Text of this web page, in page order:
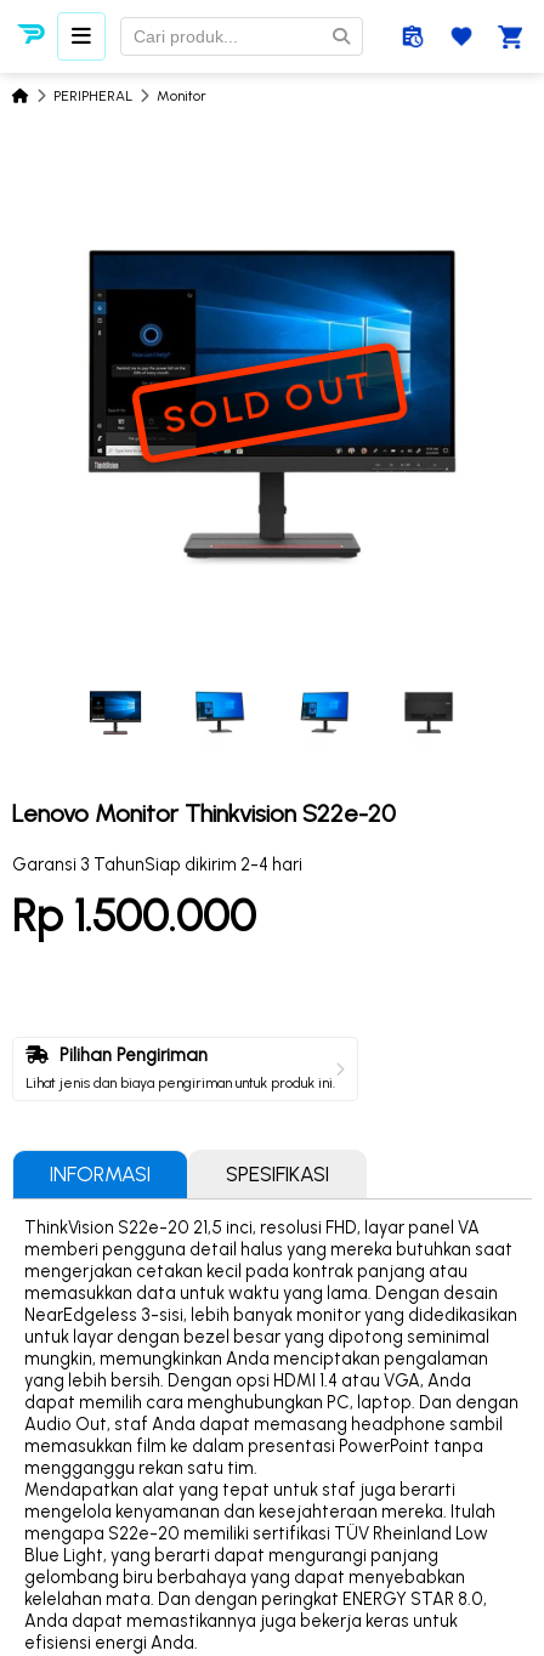
PERIPHERAL Monitor
SOLD OUT
Lenovo Monitor Thinkvision S22e-20
Garansi 3 TahunSiap dikirim 2-4 hari
Rp 1.500.000
Pilihan Pengiriman
Lihat jenis dan biaya pengiriman untuk produk ini.
INFORMASI SPESIFIKASI
ThinkVision S22e-20 21,5 inci, resolusi FHD, layar panel VA
memberi pengguna detail halus yang mereka butuhkan saat
mengerjakan cetakan kecil pada kontrak panjang atau
memasukkan data untuk waktu yang lama. Dengan desain
NearEdgeless 3-sisi, lebih banyak monitor yang didedikasikan
untuk layar dengan bezel besar yang dipotong seminimal
mungkin, memungkinkan Anda menciptakan pengalaman
yang lebih bersih. Dengan opsi HDMI 1.4 atau VGA, Anda
dapat memilih cara menghubungkan PC, laptop. Dan dengan
Audio Out, staf Anda dapat memasang headphone sambil
memasukkan film ke dalam presentasi PowerPoint tanpa
mengganggu rekan satu tim.
Mendapatkan alat yang tepat untuk staf juga berarti
mengelola kenyamanan dan kesejahteraan mereka. Itulah
mengapa S22e-20 memiliki sertifikasi TÜV Rheinland Low
Blue Light, yang berarti dapat mengurangi panjang
gelombang biru berbahaya yang dapat menyebabkan
kelelahan mata. Dan dengan peringkat ENERGY STAR 8.0,
Anda dapat memastikannya juga bekerja keras untuk
efisiensi energi Anda.